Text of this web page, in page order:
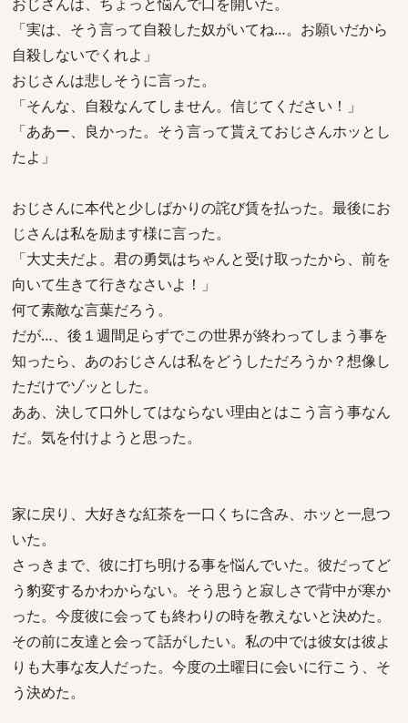
「実は、そう言って自殺した奴がいてね…。お願いだから
自殺しないでくれよ」
おじさんは悲しそうに言った。
「そんな、自殺なんてしません。信じてください！」
「ああー、良かった。そう言って貰えておじさんホッとし
たよ」
おじさんに本代と少しばかりの詫び賃を払った。最後にお
じさんは私を励ます様に言った。
「大丈夫だよ。君の勇気はちゃんと受け取ったから、前を
向いて生きて行きなさいよ！」
何て素敵な言葉だろう。
だが…、後１週間足らずでこの世界が終わってしまう事を
知ったら、あのおじさんは私をどうしただろうか？想像し
ただけでゾッとした。
ああ、決して口外してはならない理由とはこう言う事なん
だ。気を付けようと思った。
家に戻り、大好きな紅茶を一口くちに含み、ホッと一息つ
いた。
さっきまで、彼に打ち明ける事を悩んでいた。彼だってど
う豹変するかわからない。そう思うと寂しさで背中が寒か
った。今度彼に会っても終わりの時を教えないと決めた。
その前に友達と会って話がしたい。私の中では彼女は彼よ
りも大事な友人だった。今度の土曜日に会いに行こう、そ
う決めた。